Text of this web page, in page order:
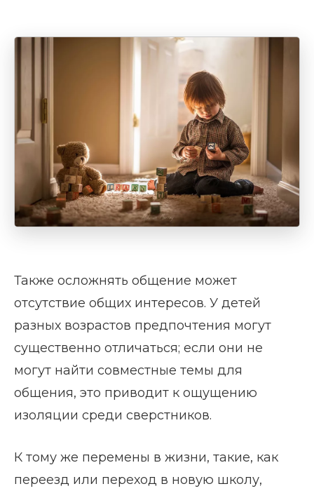
Также осложнять общение может
отсутствие общих интересов. У детей
разных возрастов предпочтения могут
существенно отличаться; если они не
могут найти совместные темы для
общения, это приводит к ощущению
изоляции среди сверстников.
К тому же перемены в жизни, такие, как
переезд или переход в новую школу,